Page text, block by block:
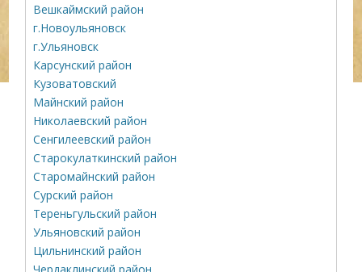
Вешкаймский район
г.Новоульяновск
г.Ульяновск
Карсунский район
Кузоватовский
Майнский район
Николаевский район
Сенгилеевский район
Старокулаткинский район
Старомайнский район
Сурский район
Тереньгульский район
Ульяновский район
Цильнинский район
Чердаклинский район